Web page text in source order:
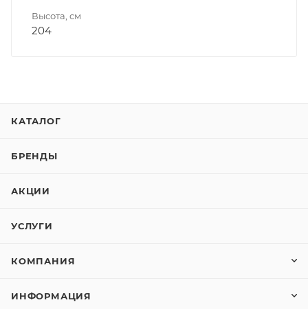
Высота, см
204
КАТАЛОГ
БРЕНДЫ
АКЦИИ
УСЛУГИ
КОМПАНИЯ
ИНФОРМАЦИЯ